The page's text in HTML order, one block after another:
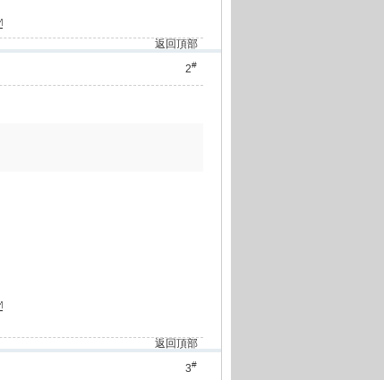
返回頂部
2#
返回頂部
3#